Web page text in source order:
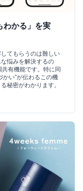
わかる」を実
てもらうのは難しい
悩みを解決するの
有機能です。特に同
かい”が伝わるこの機
秘密がわかります。